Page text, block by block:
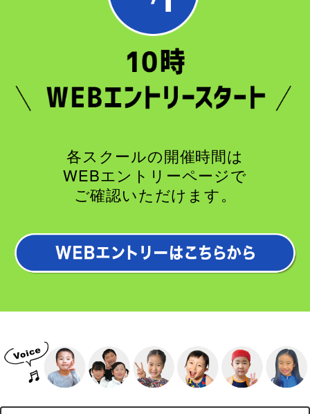
各スクールの開催時間は
WEBエントリーページで
ご確認いただけます。